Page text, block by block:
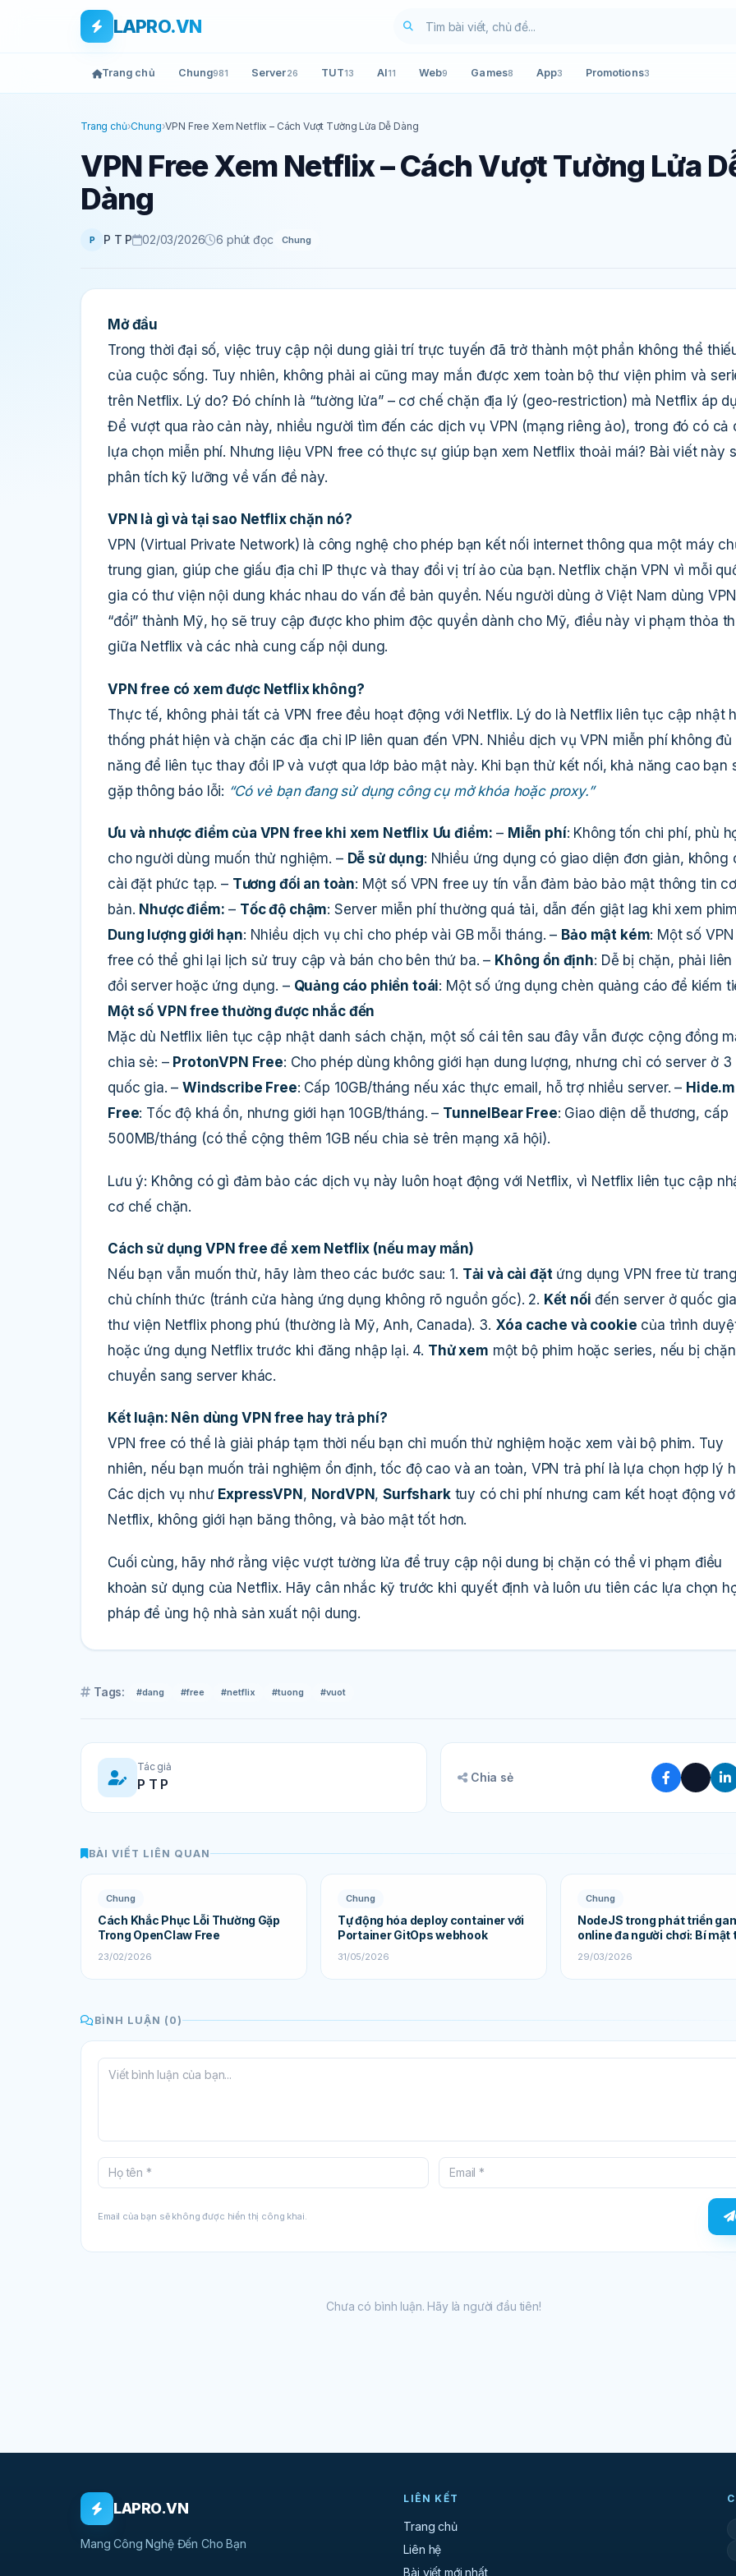
Skip to main content
Bỏ qua tới nội dung
LAPRO.VN
Trang chủ Chung981 Server26 TUT13 AI11 Web9 Games8 App3 Promotions3
Trang chủ›Chung›VPN Free Xem Netflix – Cách Vượt Tường Lửa Dễ Dàng
VPN Free Xem Netflix – Cách Vượt Tường Lửa
Dàng
P P T P 02/03/2026 6 phút đọc Chung
Mở đầu
Trong thời đại số, việc truy cập nội dung giải trí trực tuyến đã trở thành một phần không thể
của cuộc sống. Tuy nhiên, không phải ai cũng may mắn được xem toàn bộ thư viện phim và
trên Netflix. Lý do? Đó chính là “tường lửa” – cơ chế chặn địa lý (geo-restriction) mà Netflix áp
Để vượt qua rào cản này, nhiều người tìm đến các dịch vụ VPN (mạng riêng ảo), trong đó có cả
lựa chọn miễn phí. Nhưng liệu VPN free có thực sự giúp bạn xem Netflix thoải mái? Bài viết này
phân tích kỹ lưỡng về vấn đề này.
VPN là gì và tại sao Netflix chặn nó?
VPN (Virtual Private Network) là công nghệ cho phép bạn kết nối internet thông qua một máy
trung gian, giúp che giấu địa chỉ IP thực và thay đổi vị trí ảo của bạn. Netflix chặn VPN vì mỗi
gia có thư viện nội dung khác nhau do vấn đề bản quyền. Nếu người dùng ở Việt Nam dùng
“đổi” thành Mỹ, họ sẽ truy cập được kho phim độc quyền dành cho Mỹ, điều này vi phạm thỏa
giữa Netflix và các nhà cung cấp nội dung.
VPN free có xem được Netflix không?
Thực tế, không phải tất cả VPN free đều hoạt động với Netflix. Lý do là Netflix liên tục cập nhật
thống phát hiện và chặn các địa chỉ IP liên quan đến VPN. Nhiều dịch vụ VPN miễn phí không đủ
năng để liên tục thay đổi IP và vượt qua lớp bảo mật này. Khi bạn thử kết nối, khả năng cao bạn
gặp thông báo lỗi: “Có vẻ bạn đang sử dụng công cụ mở khóa hoặc proxy.”
Ưu và nhược điểm của VPN free khi xem Netflix Ưu điểm: – Miễn phí: Không tốn chi phí, phù
cho người dùng muốn thử nghiệm. – Dễ sử dụng: Nhiều ứng dụng có giao diện đơn giản, không
cài đặt phức tạp. – Tương đối an toàn: Một số VPN free uy tín vẫn đảm bảo bảo mật thông tin cơ
bản. Nhược điểm: – Tốc độ chậm: Server miễn phí thường quá tải, dẫn đến giật lag khi xem
Dung lượng giới hạn: Nhiều dịch vụ chỉ cho phép vài GB mỗi tháng. – Bảo mật kém: Một số VPN
free có thể ghi lại lịch sử truy cập và bán cho bên thứ ba. – Không ổn định: Dễ bị chặn, phải
đổi server hoặc ứng dụng. – Quảng cáo phiền toái: Một số ứng dụng chèn quảng cáo để kiếm
Một số VPN free thường được nhắc đến
Mặc dù Netflix liên tục cập nhật danh sách chặn, một số cái tên sau đây vẫn được cộng đồng
chia sẻ: – ProtonVPN Free: Cho phép dùng không giới hạn dung lượng, nhưng chỉ có server ở 3
quốc gia. –Windscribe Free: Cấp 10GB/tháng nếu xác thực email, hỗ trợ nhiều server. –
Free: Tốc độ khá ổn, nhưng giới hạn 10GB/tháng. – TunnelBear Free: Giao diện dễ thương, cấp
500MB/tháng (có thể cộng thêm 1GB nếu chia sẻ trên mạng xã hội).
Lưu ý: Không có gì đảm bảo các dịch vụ này luôn hoạt động với Netflix, vì Netflix liên tục cập
cơ chế chặn.
Cách sử dụng VPN free để xem Netflix (nếu may mắn)
Nếu bạn vẫn muốn thử, hãy làm theo các bước sau: 1. Tải và cài đặt ứng dụng VPN free từ
chủ chính thức (tránh cửa hàng ứng dụng không rõ nguồn gốc). 2. Kết nối đến server ở quốc
thư viện Netflix phong phú (thường là Mỹ, Anh, Canada). 3. Xóa cache và cookie của trình
hoặc ứng dụng Netflix trước khi đăng nhập lại. 4. Thử xem một bộ phim hoặc series, nếu bị
chuyển sang server khác.
Kết luận: Nên dùng VPN free hay trả phí?
VPN free có thể là giải pháp tạm thời nếu bạn chỉ muốn thử nghiệm hoặc xem vài bộ phim. Tuy
nhiên, nếu bạn muốn trải nghiệm ổn định, tốc độ cao và an toàn, VPN trả phí là lựa chọn hợp lý
Các dịch vụ như ExpressVPN , NordVPN ,Surfsharktuy có chi phí nhưng cam kết hoạt động
Netflix, không giới hạn băng thông, và bảo mật tốt hơn.
Cuối cùng, hãy nhớ rằng việc vượt tường lửa để truy cập nội dung bị chặn có thể vi phạm điều
khoản sử dụng của Netflix. Hãy cân nhắc kỹ trước khi quyết định và luôn ưu tiên các lựa chọn
pháp để ủng hộ nhà sản xuất nội dung.
Tags: #dang #free #netflix #tuong #vuot
Tác giả
P T P Chia sẻ
BÀI VIẾT LIÊN QUAN
Chung
Cách Khắc Phục Lỗi Thường Gặp
Trong OpenClaw Free
23/02/2026
Chung
Tự động hóa deploy container với
Portainer GitOps webhook
31/05/2026
Chung
NodeJS trong phát triển
online đa người chơi: Bí mật
nên sự thành công
29/03/2026
BÌNH LUẬN (0)
Email của bạn sẽ không được hiển thị công khai.
Chưa có bình luận. Hãy là người đầu tiên!
LAPRO.VN
Mang Công Nghệ Đến Cho Bạn
LIÊN KẾT
Trang chủ
Liên hệ
Bài viết mới nhất